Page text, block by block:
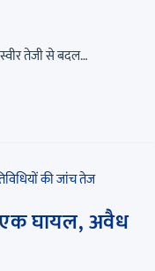
तेजी से बदल…
एक घायल, अवैध